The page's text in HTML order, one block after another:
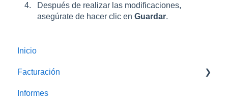
Después de realizar las modificaciones,
asegúrate de hacer clic en Guardar.
Inicio
Facturación
Facturas Globales
Informes